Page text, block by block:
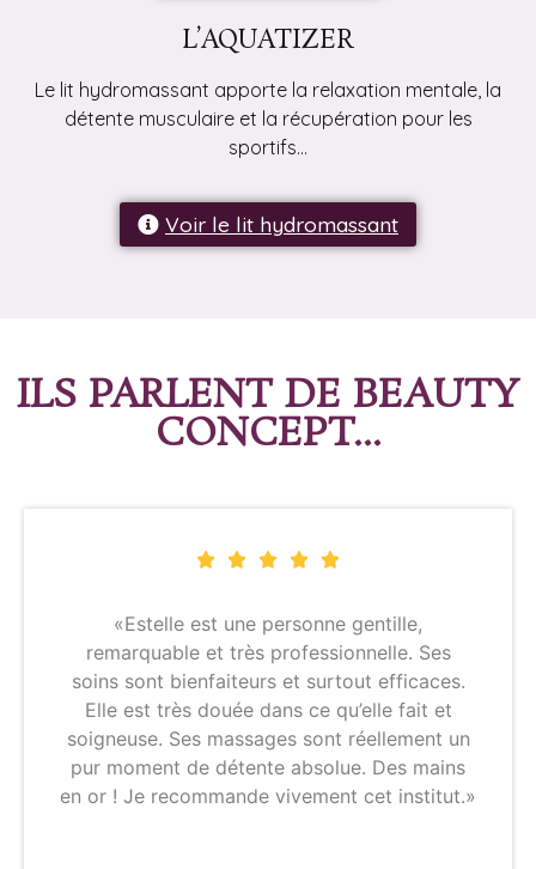
L’AQUATIZER
Le lit hydromassant apporte la relaxation mentale, la
détente musculaire et la récupération pour les
sportifs…
Voir le lit hydromassant
ILS PARLENT DE BEAUTY
CONCEPT...
«Estelle est une personne gentille,
remarquable et très professionnelle. Ses
soins sont bienfaiteurs et surtout efficaces.
Elle est très douée dans ce qu’elle fait et
soigneuse. Ses massages sont réellement un
pur moment de détente absolue. Des mains
en or ! Je recommande vivement cet institut.»